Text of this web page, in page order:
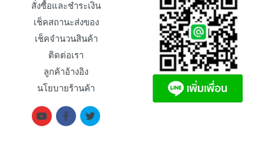
สั่งซื้อและชำระเงิน
เช็คสถานะส่งของ
เช็คจำนวนสินค้า
ติดต่อเรา
ลูกค้าอ้างอิง
นโยบายร้านค้า